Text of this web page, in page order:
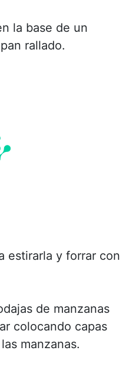
la base de un
rallado.
estirarla y forrar con
de manzanas
colocando capas
manzanas.